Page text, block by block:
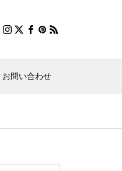
お問い合わせ